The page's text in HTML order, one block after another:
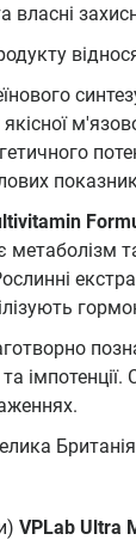
власні
метаболізм
та
VPLab Ultra